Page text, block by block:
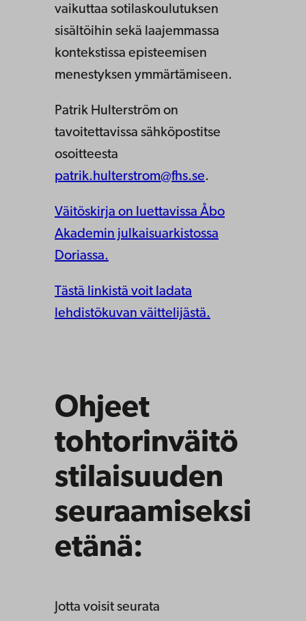
vaikuttaa sotilaskoulutuksen
sisältöihin sekä laajemmassa
kontekstissa episteemisen
menestyksen ymmärtämiseen.
Patrik Hulterström on
tavoitettavissa sähköpostitse
osoitteesta
patrik.hulterstrom@fhs.se.
Väitöskirja on luettavissa Åbo
Akademin julkaisuarkistossa
Doriassa.
Tästä linkistä voit ladata
lehdistökuvan väittelijästä.
Ohjeet
tohtorinväitö
stilaisuuden
seuraamiseksi
etänä:
Jotta voisit seurata